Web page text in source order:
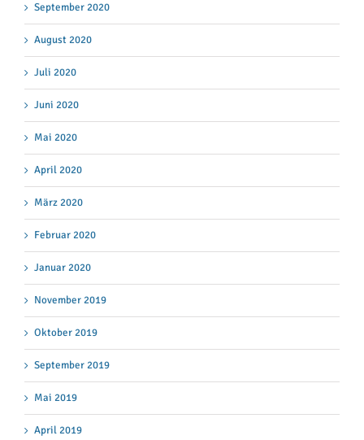
September 2020
August 2020
Juli 2020
Juni 2020
Mai 2020
April 2020
März 2020
Februar 2020
Januar 2020
November 2019
Oktober 2019
September 2019
Mai 2019
April 2019